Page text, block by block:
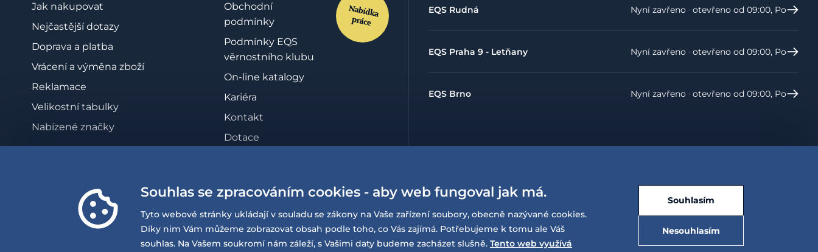
Jak nakupovat
Nejčastější dotazy
Doprava a platba
Vrácení a výměna zboží
Reklamace
Velikostní tabulky
Nabízené značky
Obchodní
podmínky
Podmínky EQS
věrnostního klubu
On-line katalogy
Kariéra
Kontakt
Dotace
Whistleblowing
Prohlášení o
přístupnosti
EQS Rudná Nyní zavřeno ‧ otevřeno od 09:00, Po
EQS Praha 9 - Letňany Nyní zavřeno ‧ otevřeno od 09:00, Po
EQS Brno Nyní zavřeno ‧ otevřeno od 09:00, Po
Souhlas se zpracováním cookies - aby web fungoval jak má.
Tyto webové stránky ukládají v souladu se zákony na Vaše zařízení soubory, obecně nazývané cookies.
Díky nim Vám můžeme zobrazovat obsah podle toho, co Vás zajímá. Potřebujeme k tomu ale Váš
souhlas. Na Vašem soukromí nám záleží, s Vašimi daty budeme zacházet slušně. Tento web využívá
Nesouhlasím
Souhlasím